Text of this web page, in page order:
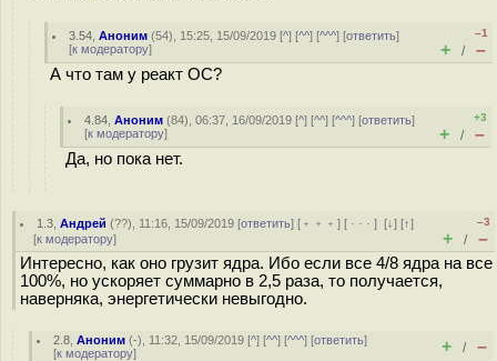
3.54 ,Аноним (54), 15:25, 15/09/2019 [^] [^^] [^^^] [ответить]
[к модератору]
–1
+ / –
А что там у реакт ОС?
4.84 ,Аноним (84), 06:37, 16/09/2019 [^] [^^] [^^^] [ответить]
[к модератору]
+3
+ / –
Да, но пока нет.
1.3 ,Андрей (??), 11:16, 15/09/2019 [ответить] [ ﹢﹢﹢] [ · · ·][↓] [↑]
[к модератору]
–3
+ / –
Интересно, как оно грузит ядра. Ибо если все 4/8 ядра на все
100%, но ускоряет суммарно в 2,5 раза, то получается,
наверняка, энергетически невыгодно.
2.8 ,Аноним (-), 11:32, 15/09/2019 [^] [^^] [^^^] [ответить]
[к модератору] + / –